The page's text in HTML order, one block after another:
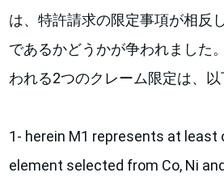
は、特許請求の限定事項が相反
であるかどうかが争われました
われる2つのクレーム限定は、以
1- herein M1 represents at
element selected from Co, Ni and